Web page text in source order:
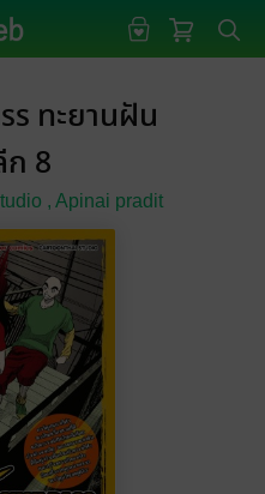
ทะยานฝัน
8
, Apinai pradit